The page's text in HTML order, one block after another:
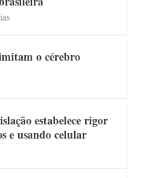
o cérebro
estabelece rigor
e usando celular